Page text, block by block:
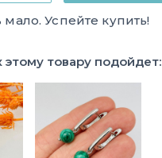
мало. Успейте купить!
этому товару подойдет: